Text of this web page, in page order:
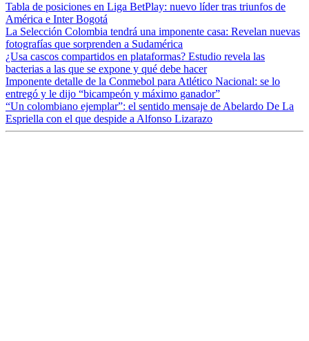
Tabla de posiciones en Liga BetPlay: nuevo líder tras triunfos de
América e Inter Bogotá
La Selección Colombia tendrá una imponente casa: Revelan nuevas
fotografías que sorprenden a Sudamérica
¿Usa cascos compartidos en plataformas? Estudio revela las
bacterias a las que se expone y qué debe hacer
Imponente detalle de la Conmebol para Atlético Nacional: se lo
entregó y le dijo “bicampeón y máximo ganador”
“Un colombiano ejemplar”: el sentido mensaje de Abelardo De La
Espriella con el que despide a Alfonso Lizarazo